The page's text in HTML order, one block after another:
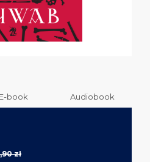
E-book Audiobook
zł